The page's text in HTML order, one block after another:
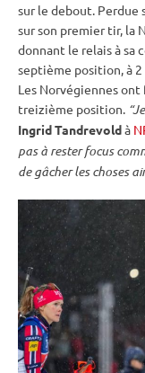
sur le debout. Perdue
sur son premier tir, la
donnant le relaisà sa
septième position, à
Les Norvégiennes
treizième position.
Ingrid Tandrevoldà
pas à rester focus
de gâcher les choses